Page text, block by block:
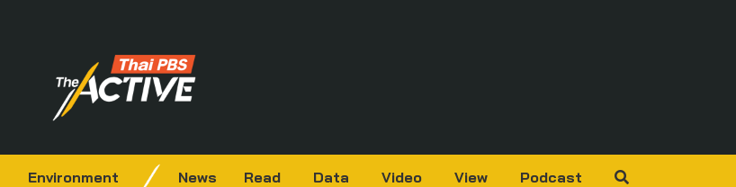
Environment News Read Data Video View Podcast